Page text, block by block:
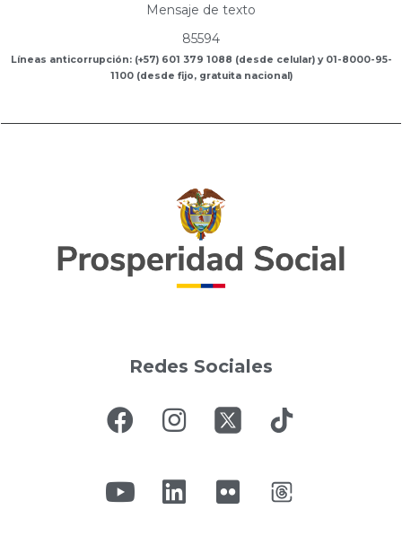
Mensaje de texto
85594
Líneas anticorrupción: (+57) 601 379 1088 (desde celular) y 01-8000-95-
1100 (desde fijo, gratuita nacional)
Redes Sociales